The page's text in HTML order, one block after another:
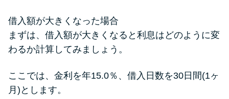
借入額が大きくなった場合
まずは、借入額が大きくなると利息はどのように変
わるか計算してみましょう。
ここでは、金利を年15.0％、借入日数を30日間(1ヶ
月)とします。